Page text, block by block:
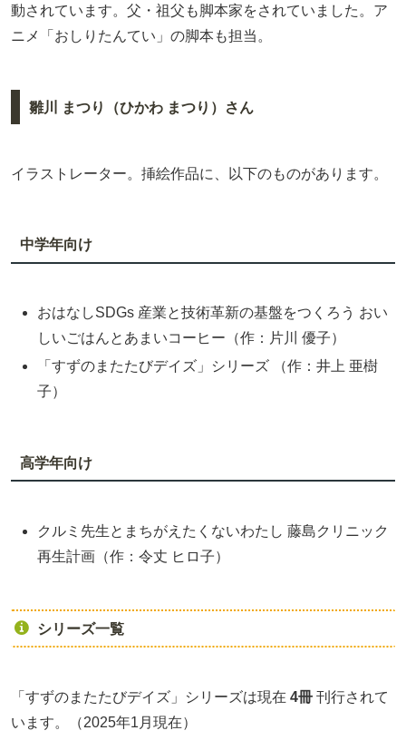
動されています。父・祖父も脚本家をされていました。ア
ニメ「おしりたんてい」の脚本も担当。
雛川 まつり（ひかわ まつり）さん
イラストレーター。挿絵作品に、以下のものがあります。
中学年向け
おはなしSDGs 産業と技術革新の基盤をつくろう おい
しいごはんとあまいコーヒー（作：片川 優子）
「すずのまたたびデイズ」シリーズ （作：井上 亜樹
子）
高学年向け
クルミ先生とまちがえたくないわたし 藤島クリニック
再生計画（作：令丈 ヒロ子）
シリーズ一覧
「すずのまたたびデイズ」シリーズは現在 4冊 刊行されて
います。（2025年1月現在）